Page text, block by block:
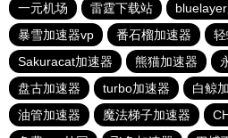
一元机场
雷霆下载站
暴雪加速器vp
番石榴加速器
Sakuracat加速器
熊猫加速器
盘古加速器
turbo加速器 白鲸
油管加速器
魔法梯子加速器